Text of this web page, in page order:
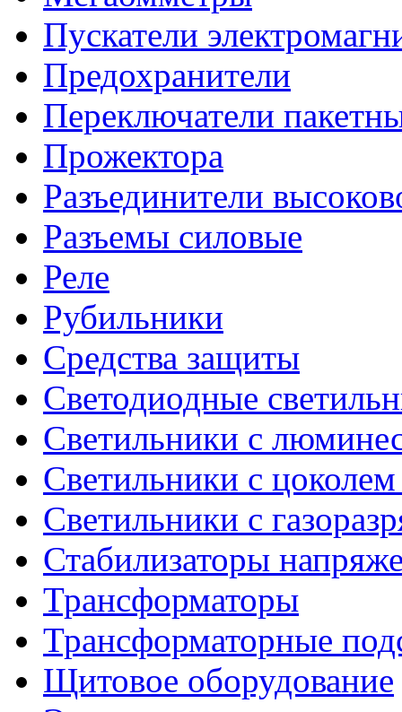
Пускатели
Предохранители
Переключатели
Прожектора
Разъединители
Разъемы силовые
Реле
Рубильники
Средства защиты
Светодиодные
Светильники с
Светильники с
Светильники с
Стабилизаторы
Трансформаторы
Трансформаторные
Щитовое оборудование